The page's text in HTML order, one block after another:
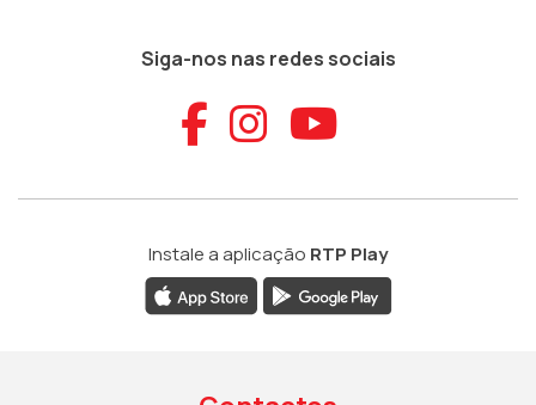
Siga-nos nas redes sociais
Aceder ao
Aceder ao
Aceder
Instale a aplicação RTP Play